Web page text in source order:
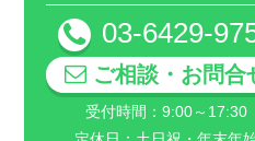
03-6429-
ご相談・お問合
受付時間：9:00～17:30